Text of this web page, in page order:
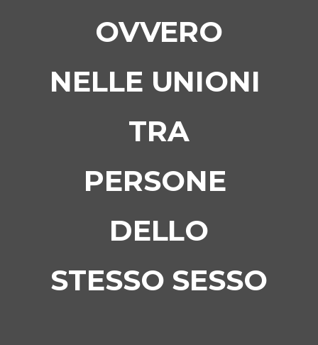
OVVERO
NELLE UNIONI
TRA
PERSONE
DELLO
STESSO SESSO